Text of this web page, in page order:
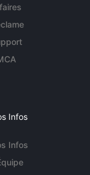
Infos
Infos